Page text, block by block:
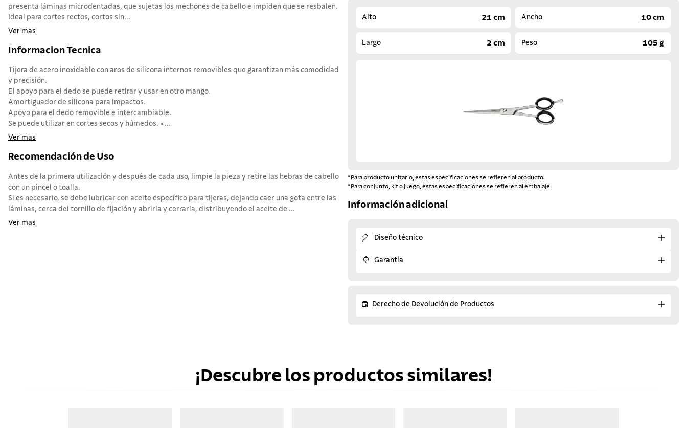
presenta láminas microdentadas, que sujetas los mechones de cabello e impiden que se resbalen.
Ideal para cortes rectos, cortos sin...
Ver mas
Informacion Tecnica
Tijera de acero inoxidable con aros de silicona internos removibles que garantizan más comodidad
y precisión.
El apoyo para el dedo se puede retirar y usar en otro mango.
Amortiguador de silicona para impactos.
Apoyo para el dedo removible e intercambiable.
Se puede utilizar en cortes secos y húmedos. <...
Ver mas
Recomendación de Uso
Antes de la primera utilización y después de cada uso, limpie la pieza y retire las hebras de cabello
con un pincel o toalla.
Si es necesario, se debe lubricar con aceite específico para tijeras, dejando caer una gota entre las
láminas, cerca dei tornillo de fijación y abriria y cerraria, distribuyendo el aceite de ...
Ver mas
Alto 21 cm Ancho 10 cm
Largo 2 cm Peso 105 g
*Para producto unitario, estas especificaciones se refieren al producto.
*Para conjunto, kit o juego, estas especificaciones se refieren al embalaje.
Información adicional
Diseño técnico
Garantía
Derecho de Devolución de Productos
¡Descubre los productos similares!